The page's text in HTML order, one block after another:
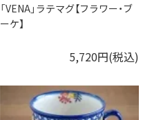
「VENA」ラテマグ【フラワー・ブ
ーケ】
5,720円(税込)